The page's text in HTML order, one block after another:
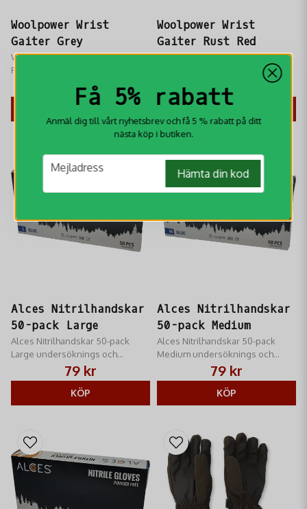
Woolpower Wrist
Gaiter Grey
Woolpower Wrist Gaiter Autumn
Red ​är handledsvärmare med
tumhål och formar sig efter dina
händer
319 kr
299 kr
KÖP
Woolpower Wrist
Gaiter Rust Red
Woolpower Wrist Gaiter Rust
Red ​är handledsvärmare med
tumhål och formar sig efter dina
händer
299 kr
KÖP
Alces Nitrilhandskar
50-pack Large
Alces Nitrilhandskar 50-pack
Large undersöknings och
skyddshandskar för
engångsbruk
79 kr
KÖP
Alces Nitrilhandskar
50-pack Medium
Alces Nitrilhandskar 50-pack
Medium undersöknings och
skyddshandskar för
engångsbruk
79 kr
KÖP
Få 5% rabatt
Anmäl dig till vårt nyhetsbrev och få 5 % rabatt på ditt
nästa köp i butiken.
email
Mejladress Hämta din kod